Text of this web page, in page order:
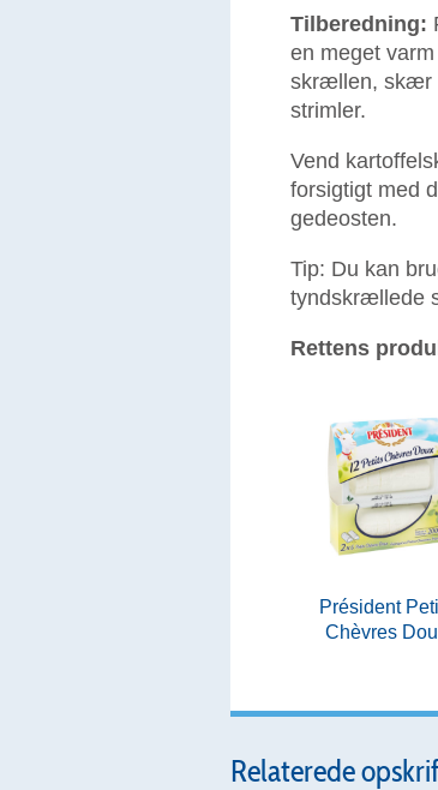
Tilberedning:
en meget
skrællen, skær
strimler.
Vend
forsigtigt med
gedeosten.
Tip: Du kan
tyndskrællede
Rettens
Président
Chèvres
Relaterede